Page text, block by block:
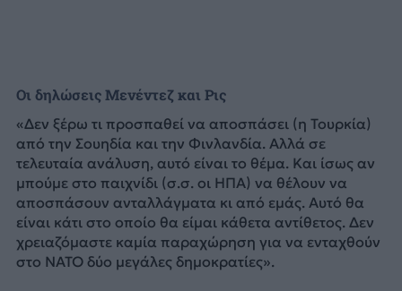
Οι δηλώσεις Μενέντεζ και Ρις
«Δεν ξέρω τι προσπαθεί να αποσπάσει (η Τουρκία)
από την Σουηδία και την Φινλανδία. Αλλά σε
τελευταία ανάλυση, αυτό είναι το θέμα. Και ίσως αν
μπούμε στο παιχνίδι (σ.σ. οι ΗΠΑ) να θέλουν να
αποσπάσουν ανταλλάγματα κι από εμάς. Αυτό θα
είναι κάτι στο οποίο θα είμαι κάθετα αντίθετος. Δεν
χρειαζόμαστε καμία παραχώρηση για να ενταχθούν
στο ΝΑΤΟ δύο μεγάλες δημοκρατίες».